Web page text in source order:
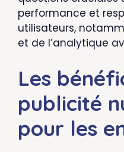
performance et
utilisateurs,
et de l’analytique
Les
publicité
pour les